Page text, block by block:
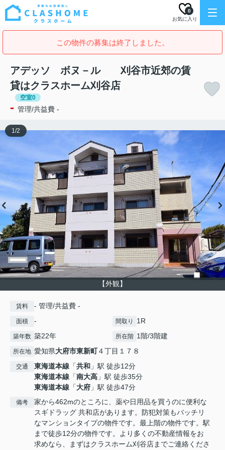
お気に入り
0
この物件の募集は終了しました。
アデッソ ボヌ－ル 刈谷市近郊の賃
貸はクラスホーム刈谷店
空室0
- 管理/共益費 -
【外観】
1/2
賃料 - 管理/共益費 -
面積 - 間取り 1R
築年数 築22年 所在階 1階/3階建
所在地 愛知県大府市東新町４丁目１７８
交通 東海道本線 「共和 」駅 徒歩12分
東海道本線 「南大高 」駅 徒歩35分
東海道本線 「大府 」駅 徒歩47分
備考
家から462mのところに、薬や日用品を買うのに便利な
スギドラッグ 共和店があります。防犯対策もバッチリ
なマンションタイプの物件です。最上階の物件です。駅
まで徒歩12分の物件です。より多くの不動産情報をお
求めなら、まずはクラスホーム刈谷店までご連絡くださ